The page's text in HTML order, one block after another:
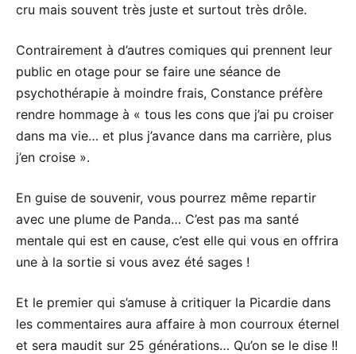
cru mais souvent très juste et surtout très drôle.
Contrairement à d’autres comiques qui prennent leur
public en otage pour se faire une séance de
psychothérapie à moindre frais, Constance préfère
rendre hommage à « tous les cons que j’ai pu croiser
dans ma vie… et plus j’avance dans ma carrière, plus
j’en croise ».
En guise de souvenir, vous pourrez même repartir
avec une plume de Panda… C’est pas ma santé
mentale qui est en cause, c’est elle qui vous en offrira
une à la sortie si vous avez été sages !
Et le premier qui s’amuse à critiquer la Picardie dans
les commentaires aura affaire à mon courroux éternel
et sera maudit sur 25 générations… Qu’on se le dise !!